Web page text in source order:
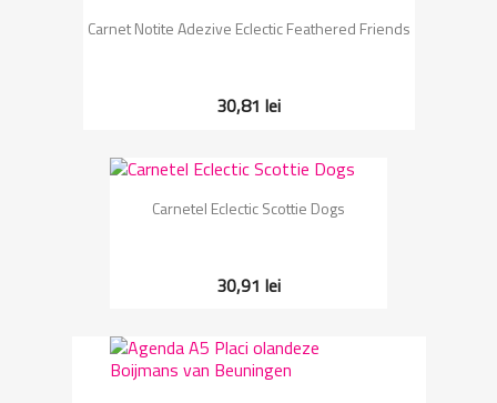
Carnet Notite Adezive Eclectic Feathered Friends
30,81 lei
Carnetel Eclectic Scottie Dogs
30,91 lei